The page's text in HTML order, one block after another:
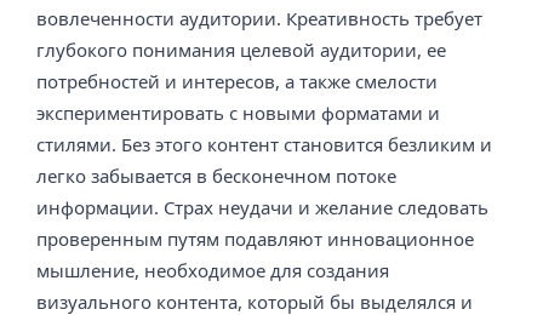
вовлеченности аудитории. Креативность требует
глубокого понимания целевой аудитории, ее
потребностей и интересов, а также смелости
экспериментировать с новыми форматами и
стилями. Без этого контент становится безликим и
легко забывается в бесконечном потоке
информации. Страх неудачи и желание следовать
проверенным путям подавляют инновационное
мышление, необходимое для создания
визуального контента, который бы выделялся и